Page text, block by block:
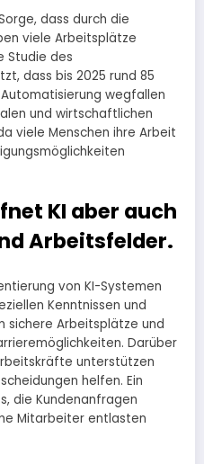
dass durch die
viele Arbeitsplätze
Studie des
dass bis 2025 rund 85
wegfallen
und wirtschaftlichen
viele Menschen ihre Arbeit
KI aber auch
Arbeitsfelder.
von KI-Systemen
Kenntnissen und
sichere Arbeitsplätze und
Darüber
unterstützen
helfen. Ein
die Kundenanfragen
Mitarbeiter entlasten